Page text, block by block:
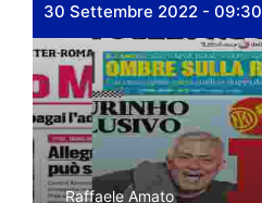
30 Settembre 2022 - 09:30
Raffaele Amato